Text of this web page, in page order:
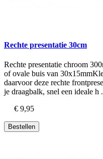
Rechte presentatie 30cm
Rechte presentatie chroom
of ovale buis van
daarvoor deze rechte
je draagbalk, snel een ideale h
€ 9,95
Bestellen